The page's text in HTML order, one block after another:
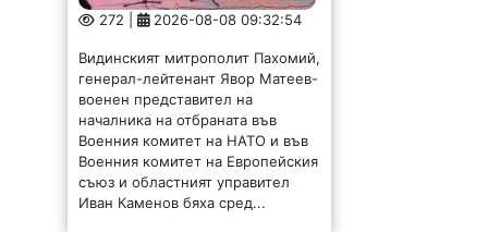
272 | 2026-08-08 09:32:54
Видинският митрополит Пахомий,
генерал-лейтенант Явор Матеев-
военен представител на
началника на отбраната във
Военния комитет на НАТО и във
Военния комитет на Европейския
съюз и областният управител
Иван Каменов бяха сред...